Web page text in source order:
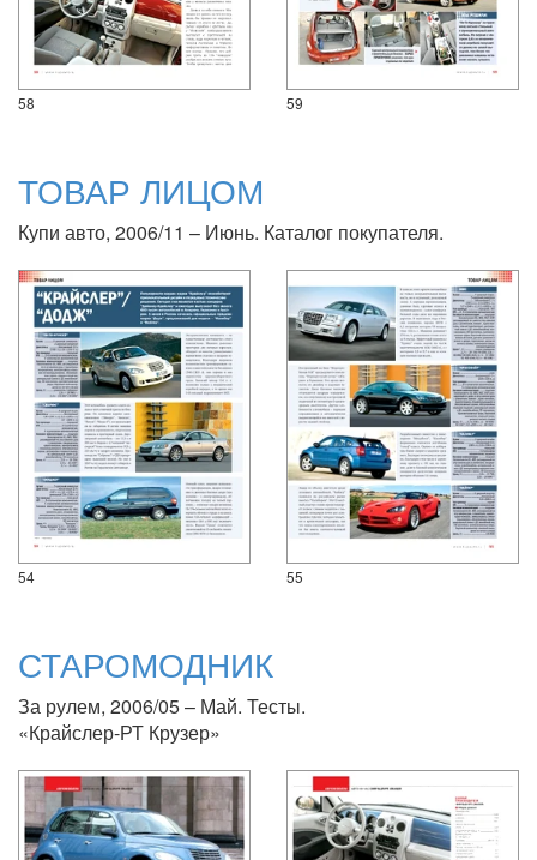
58 59
ТОВАР ЛИЦОМ
Купи авто, 2006/11 – Июнь. Каталог покупателя.
54 55
СТАРОМОДНИК
За рулем, 2006/05 – Май. Тесты.
«Крайслер-РТ Крузер»